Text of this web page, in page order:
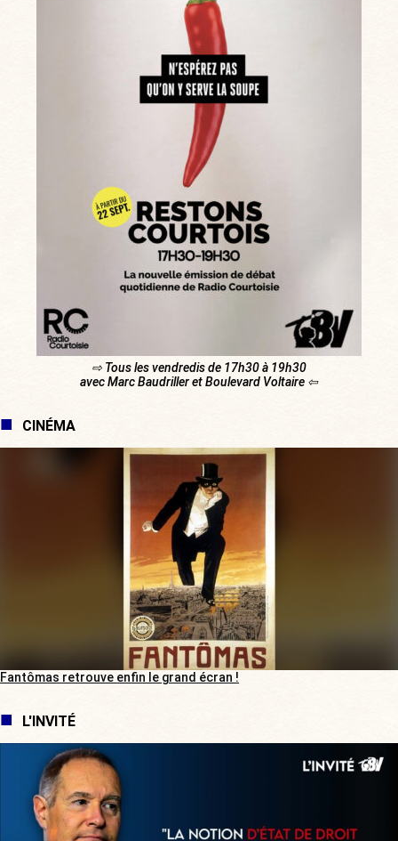
⇨ Tous les vendredis de 17h30 à 19h30
avec Marc Baudriller et Boulevard Voltaire ⇦
CINÉMA
Fantômas retrouve enfin le grand écran !
L'INVITÉ